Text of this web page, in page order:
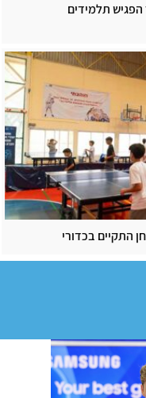
תלמידים
התקיים בכדורי